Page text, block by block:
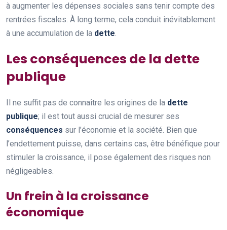
à augmenter les dépenses sociales sans tenir compte des
rentrées fiscales. À long terme, cela conduit inévitablement
à une accumulation de la dette
Les conséquences de la dette
publique
Il ne suffit pas de connaître les origines de la dette
publique; il est tout aussi crucial de mesurer ses
conséquences sur l’économie et la société. Bien que
l’endettement puisse, dans certains cas, être bénéfique pour
stimuler la croissance, il pose également des risques non
négligeables.
Un frein à la croissance
économique